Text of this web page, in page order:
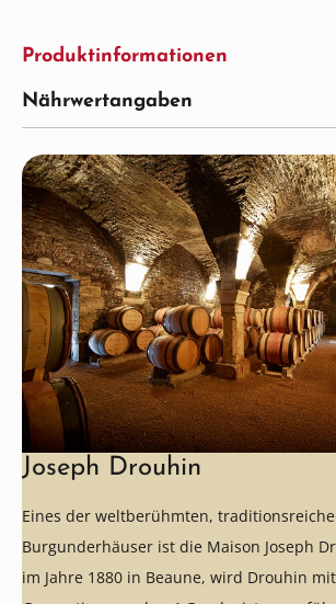
Produktinformationen
Nährwertangaben
Joseph Drouhin
Eines der weltberühmten,
Burgunderhäuser ist die Maison Joseph
im Jahre 1880 in Beaune, wird Drouhin